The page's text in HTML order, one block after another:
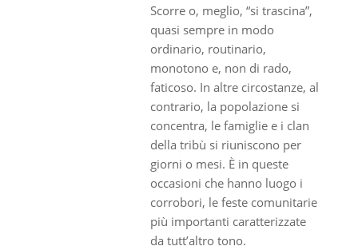
Scorre o, meglio, “si trascina”,
quasi sempre in modo
ordinario, routinario,
monotono e, non di rado,
faticoso. In altre circostanze, al
contrario, la popolazione si
concentra, le famiglie e i clan
della tribù si riuniscono per
giorni o mesi. È in queste
occasioni che hanno luogo i
corrobori, le feste comunitarie
più importanti caratterizzate
da tutt’altro tono.